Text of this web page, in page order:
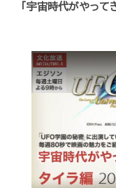
「宇宙時代がやっ